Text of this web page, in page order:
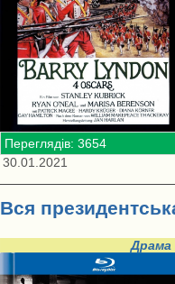
Переглядів: 3654
30.01.2021
Вся
Драма